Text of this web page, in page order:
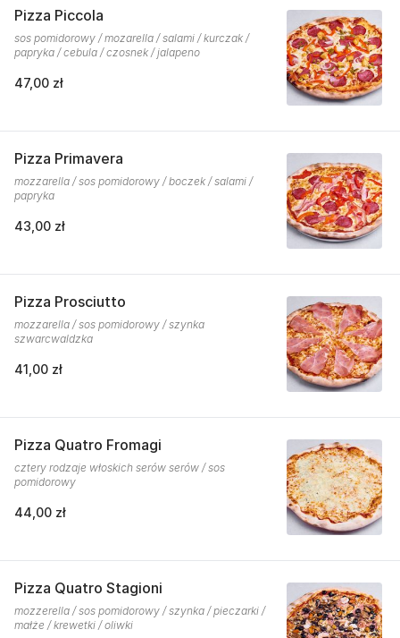
Pizza Piccola
sos pomidorowy / mozarella / salami / kurczak /
papryka / cebula / czosnek / jalapeno
47,00 zł
Pizza Primavera
mozzarella / sos pomidorowy / boczek / salami /
papryka
43,00 zł
Pizza Prosciutto
mozzarella / sos pomidorowy / szynka
szwarcwaldzka
41,00 zł
Pizza Quatro Fromagi
cztery rodzaje włoskich serów serów / sos
pomidorowy
44,00 zł
Pizza Quatro Stagioni
mozzerella / sos pomidorowy / szynka / pieczarki /
małże / krewetki / oliwki